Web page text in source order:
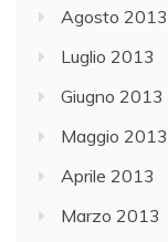
Agosto 2013
Luglio 2013
Giugno 2013
Maggio 2013
Aprile 2013
Marzo 2013